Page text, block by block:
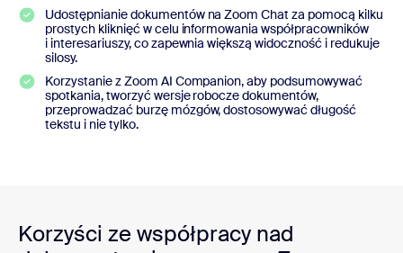
Udostępnianie dokumentów na Zoom Chat za pomocą kilku
prostych kliknięć w celu informowania współpracowników
i interesariuszy, co zapewnia większą widoczność i redukuje
silosy.
Korzystanie z Zoom AI Companion, aby podsumowywać
spotkania, tworzyć wersje robocze dokumentów,
przeprowadzać burzę mózgów, dostosowywać długość
tekstu i nie tylko.
Korzyści ze współpracy nad